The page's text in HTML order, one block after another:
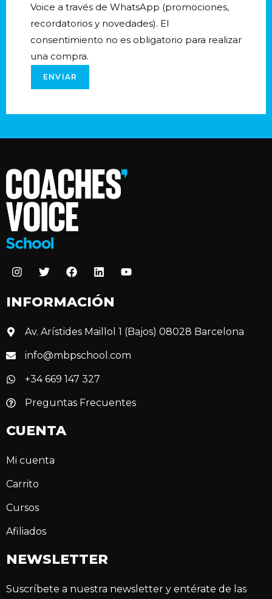
Voice a través de WhatsApp (promociones,
recordatorios y novedades). El
consentimiento no es obligatorio para realizar
una compra.
ENVIAR
INFORMACIÓN
Av. Arístides Maillol 1 (Bajos) 08028 Barcelona
info@mbpschool.com
+34 669 147 327
Preguntas Frecuentes
CUENTA
Mi cuenta
Carrito
Cursos
Afiliados
NEWSLETTER
Suscríbete a nuestra newsletter y entérate de las